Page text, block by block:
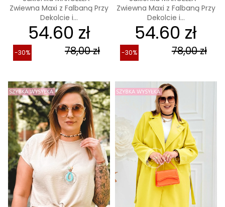
Zwiewna Maxi z Falbaną Przy
Dekolcie i...
54.60 zł
78,00 zł
-30%
Zwiewna Maxi z Falbaną Przy
Dekolcie i...
54.60 zł
78,00 zł
-30%